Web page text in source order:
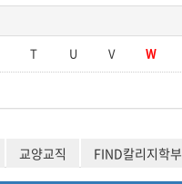
T U V W
교양교직 FIND칼리지학부